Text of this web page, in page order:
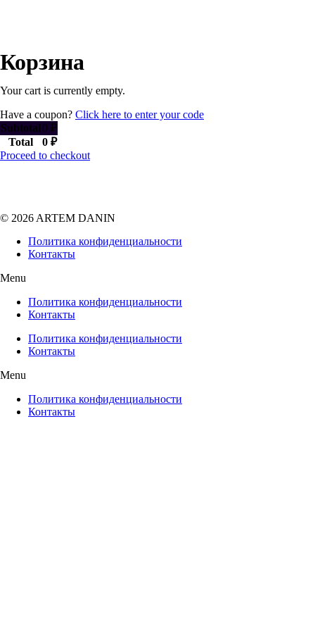
Корзина
Your cart is currently empty.
Have a coupon? Click here to enter your code
Subtotal 0 ₽
Total
0 ₽
Proceed to checkout
© 2026 ARTEM DANIN
Политика конфиденциальности
Контакты
Menu
Политика конфиденциальности
Контакты
Политика конфиденциальности
Контакты
Menu
Политика конфиденциальности
Контакты